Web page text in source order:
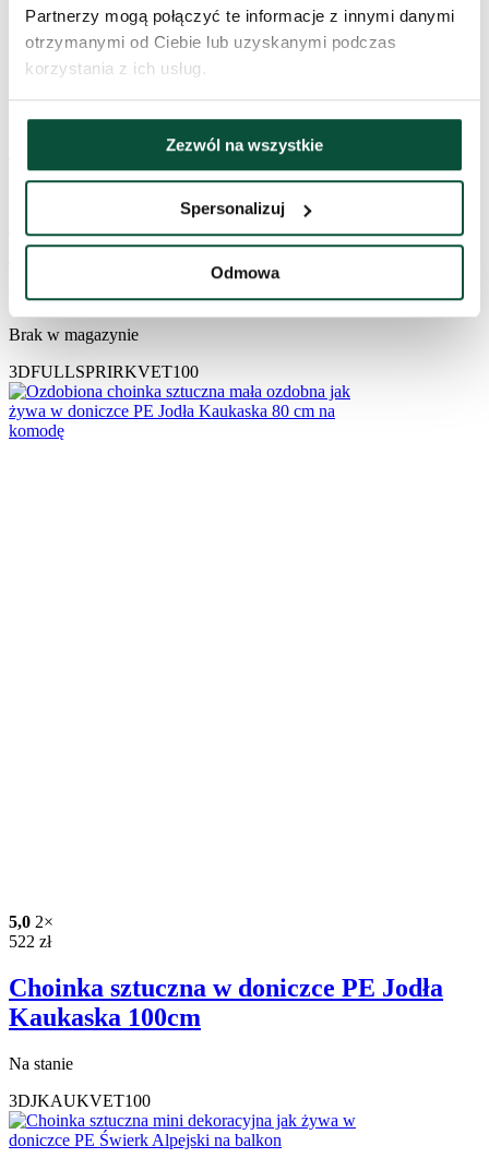
Partnerzy mogą połączyć te informacje z innymi danymi
otrzymanymi od Ciebie lub uzyskanymi podczas
korzystania z ich usług.
Zezwól na wszystkie
Spersonalizuj
Odmowa
259zł
Choinka sztuczna w donicy 100% PE
Świerk Naturalny 100cm
WYPRZEDANE
Brak w magazynie
3DFULLSPRIRKVET100
5,0 2×
522 zł
Choinka sztuczna w doniczce PE Jodła
Kaukaska 100cm
Na stanie
3DJKAUKVET100